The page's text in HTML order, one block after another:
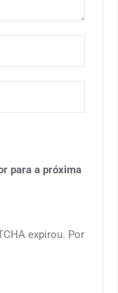
para a próxima
expirou. Por